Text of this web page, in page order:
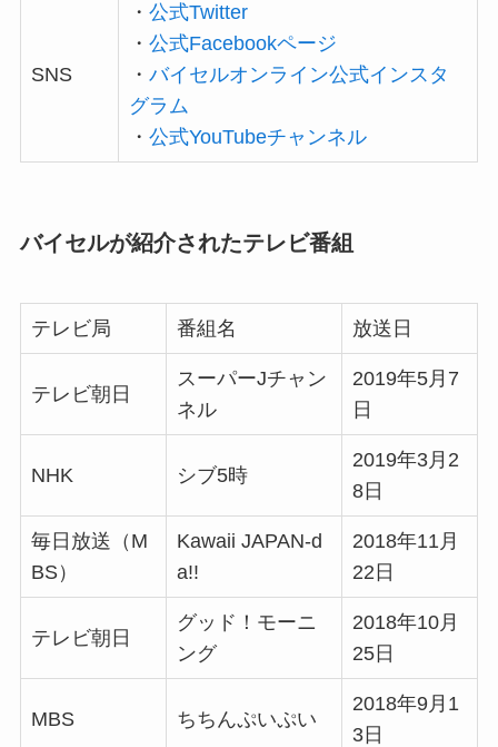
SNS
・ 公式Twitter
・ 公式Facebookページ
・ バイセルオンライン公式インスタ
グラム
・ 公式YouTubeチャンネル
バイセルが紹介されたテレビ番組
テレビ局 番組名 放送日
テレビ朝日
スーパーJチャン
ネル
2019年5月7
日
NHK シブ5時
2019年3月2
8日
毎日放送（M
BS）
Kawaii JAPAN-d
a!!
2018年11月
22日
テレビ朝日
グッド！モーニ
ング
2018年10月
25日
MBS ちちんぷいぷい
2018年9月1
3日